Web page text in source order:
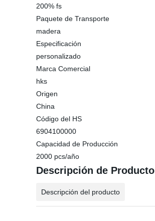
200% fs
Paquete de Transporte
madera
Especificación
personalizado
Marca Comercial
hks
Origen
China
Código del HS
6904100000
Capacidad de Producción
2000 pcs/año
Descripción de Producto
Descripción del producto